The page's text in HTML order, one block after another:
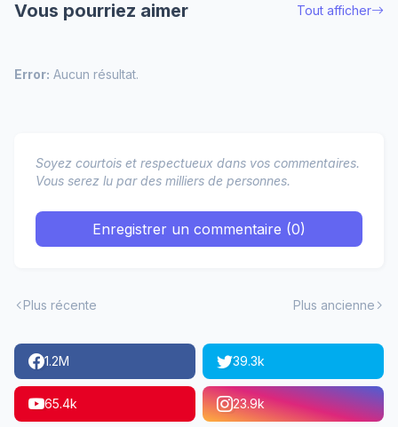
Vous pourriez aimer Tout afficher
Error: Aucun résultat.
Soyez courtois et respectueux dans vos commentaires.
Vous serez lu par des milliers de personnes.
Enregistrer un commentaire (0)
Plus récente Plus ancienne
1.2M 39.3k
65.4k 23.9k